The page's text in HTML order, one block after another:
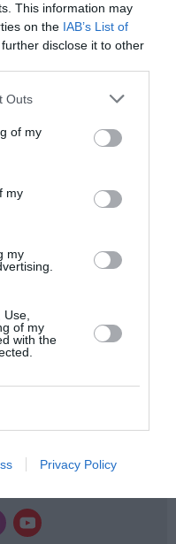
This information may
on the IAB’s List of
disclose it to other
Outs
of my
my
my
of my
with the
Privacy Policy
ΜΑΪΟΣ 2013
στοGoogle Newsκαι
την Τέχνη και τον
τελευταία νέα για